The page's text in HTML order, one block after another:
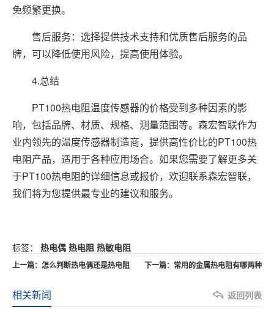
免频繁更换。
售后服务：选择提供技术支持和优质售后服务的品
牌，可以降低使用风险，提高使用体验。
4.总结
PT100热电阻温度传感器的价格受到多种因素的影
响，包括品牌、材质、规格、测量范围等。森宏智联作为
业内领先的温度传感器制造商，提供高性价比的PT100热
电阻产品，适用于各种应用场合。如果您需要了解更多关
于PT100热电阻的详细信息或报价，欢迎联系森宏智联，
我们将为您提供最专业的建议和服务。
标签： 热电偶 热电阻 热敏电阻
上一篇：怎么判断热电偶还是热电阻 下一篇：常用的金属热电阻有哪两种
返回列表
相关新闻